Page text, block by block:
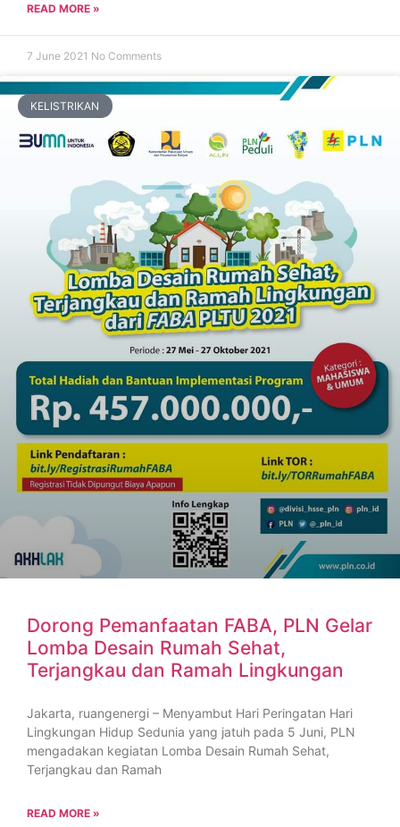
READ MORE »
7 June 2021 No Comments
KELISTRIKAN
Dorong Pemanfaatan FABA, PLN Gelar
Lomba Desain Rumah Sehat,
Terjangkau dan Ramah Lingkungan
Jakarta, ruangenergi – Menyambut Hari Peringatan Hari
Lingkungan Hidup Sedunia yang jatuh pada 5 Juni, PLN
mengadakan kegiatan Lomba Desain Rumah Sehat,
Terjangkau dan Ramah
READ MORE »